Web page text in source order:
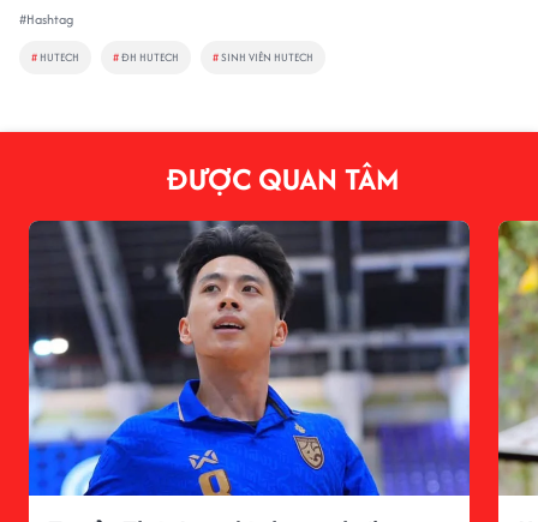
#Hashtag
# HUTECH #ĐH HUTECH #SINH VIÊN HUTECH
ĐƯỢC QUAN TÂM